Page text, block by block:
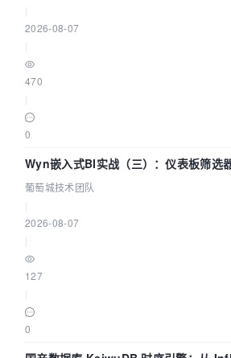
2026-08-07
470
0
Wyn嵌入式BI实战（三）：仪表板筛选
数联动全闭环
葡萄城技术团队
2026-08-07
127
0